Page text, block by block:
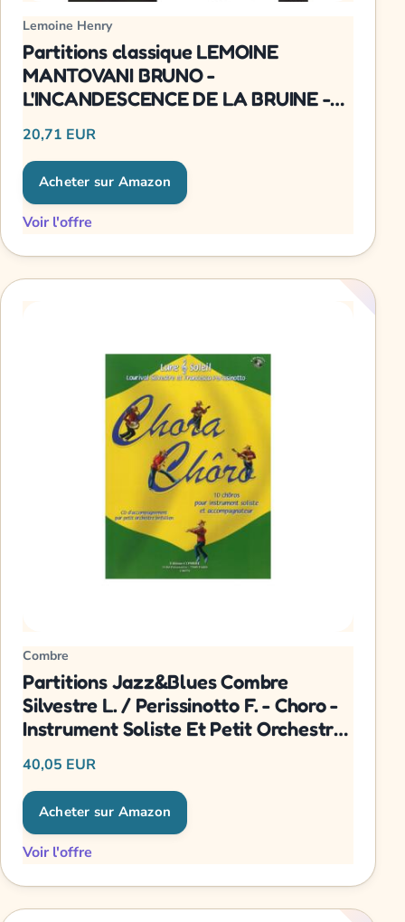
Lemoine Henry
Partitions classique LEMOINE
MANTOVANI BRUNO -
L'INCANDESCENCE DE LA BRUINE -
20,71 EUR
Acheter sur Amazon
Voir l'offre
Combre
Partitions Jazz&Blues Combre
Silvestre L. / Perissinotto F. - Choro -
Instrument Soliste Et Petit Orchestre
40,05 EUR
Acheter sur Amazon
Voir l'offre